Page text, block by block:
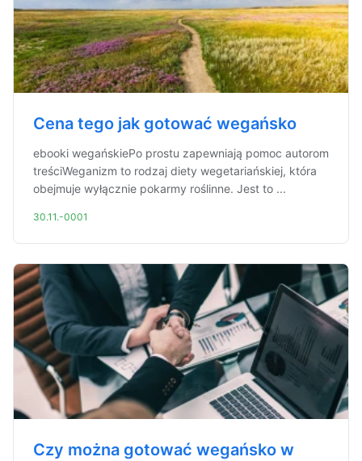
Cena tego jak gotować wegańsko
ebooki wegańskiePo prostu zapewniają pomoc autorom
treściWeganizm to rodzaj diety wegetariańskiej, która
obejmuje wyłącznie pokarmy roślinne. Jest to ...
30.11.-0001
Czy można gotować wegańsko w